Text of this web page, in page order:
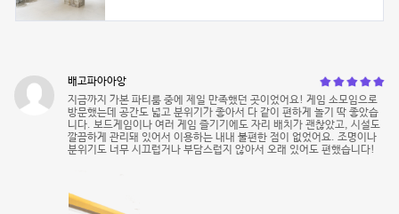
배고파아아앙
지금까지 가본 파티룸 중에 제일 만족했던 곳이었어요! 게임 소모임으로
방문했는데 공간도 넓고 분위기가 좋아서 다 같이 편하게 놀기 딱 좋았습
니다. 보드게임이나 여러 게임 즐기기에도 자리 배치가 괜찮았고, 시설도
깔끔하게 관리돼 있어서 이용하는 내내 불편한 점이 없었어요. 조명이나
분위기도 너무 시끄럽거나 부담스럽지 않아서 오래 있어도 편했습니다!